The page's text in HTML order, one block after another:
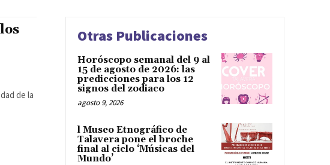
de la
Otras Publicaciones
Horóscopo semanal del 9 al
15 de agosto de 2026: las
predicciones para los 12
signos del zodiaco
agosto 9, 2026
l Museo Etnográfico de
Talavera pone el broche
final al ciclo ‘Músicas del
Mundo’